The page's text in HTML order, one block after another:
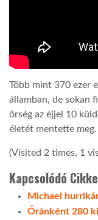
Több mint 370 ezer
államban, de sokan
őrség az éjjel 10
életét mentette meg.
(Visited 2 times, 1
Kapcsolódó
Michael
Óránként 280